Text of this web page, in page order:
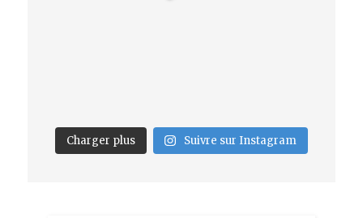
Charger plus Suivre sur Instagram